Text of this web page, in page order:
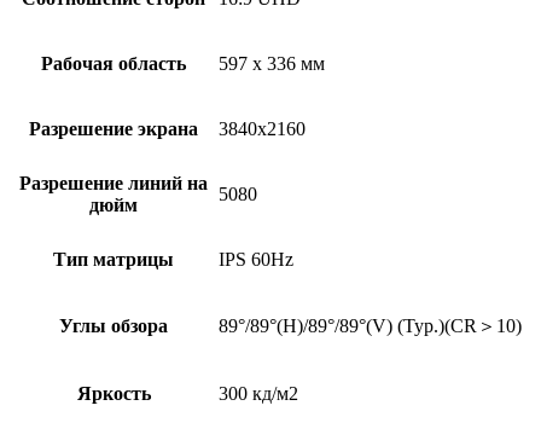
Рабочая область 597 х 336 мм
Разрешение экрана 3840х2160
Разрешение линий на
дюйм
5080
Тип матрицы IPS 60Hz
Углы обзора 89°/89°(H)/89°/89°(V) (Typ.)(CR＞10)
Яркость 300 кд/м2